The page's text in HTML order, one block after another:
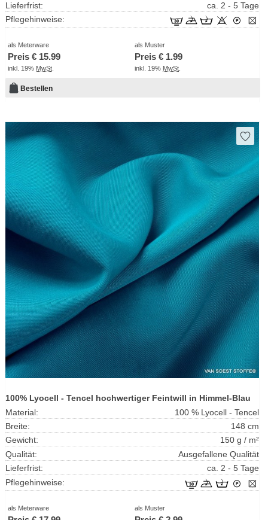
Lieferfrist:
ca. 2 - 5 Tage
Pflegehinweise:
als Meterware
Preis € 15.99
inkl. 19% MwSt
als Muster
Preis € 1.99
inkl. 19% MwSt
Bestellen
100% Lyocell - Tencel hochwertiger Feintwill in Himmel-Blau
Material:
100 % Lyocell - Tencel
Breite:
148 cm
Gewicht:
150 g / m²
Qualität:
Ausgefallene Qualität
Lieferfrist:
ca. 2 - 5 Tage
Pflegehinweise:
als Meterware als Muster